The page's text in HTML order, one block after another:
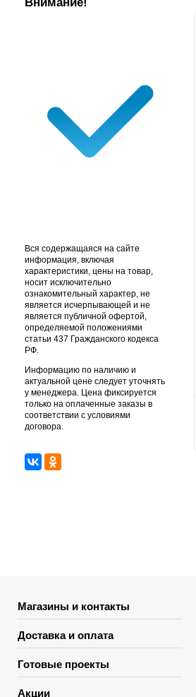
Вся содержащаяся на сайте
информация, включая
характеристики, цены на товар,
носит исключительно
ознакомительный характер, не
является исчерпывающей и не
является публичной офертой,
определяемой положениями
статьи 437 Гражданского кодекса
РФ.
Информацию по наличию и
актуальной цене следует уточнять
у менеджера. Цена фиксируется
только на оплаченные заказы в
соответствии с условиями
договора.
Магазины и контакты
Доставка и оплата
Готовые проекты
Акции